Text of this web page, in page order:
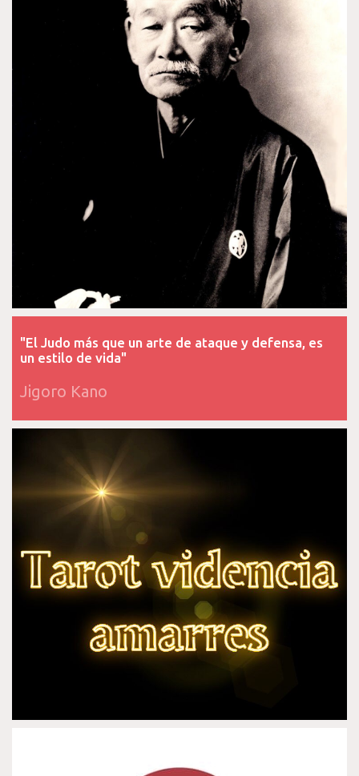
"El Judo más que un arte de ataque y defensa, es
un estilo de vida"
Jigoro Kano